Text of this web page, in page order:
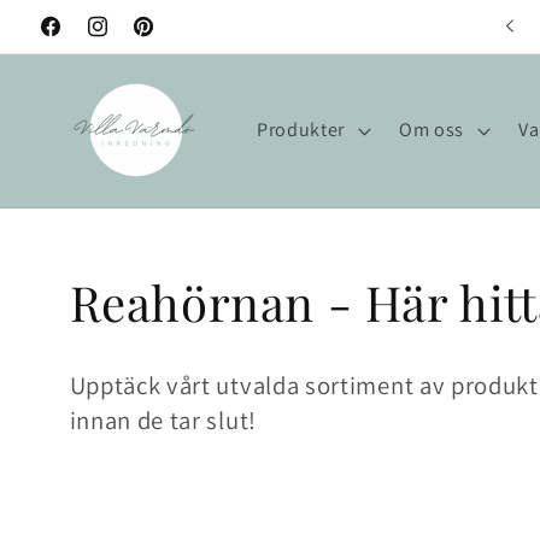
vidare
till
FacebookInstagramPinterest
Välkommen till Villa Värmdö!
Produkter Om oss
P
r
o
Reahörnan - Här
Upptäck vårt utvalda sortiment av
innan de tar slut!